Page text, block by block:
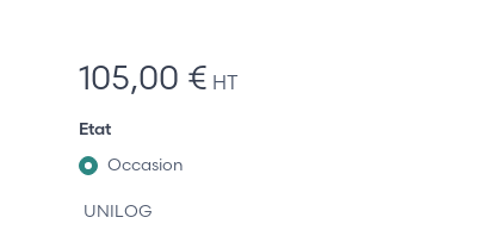
105,00 € HT
Etat
Occasion
UNILOG